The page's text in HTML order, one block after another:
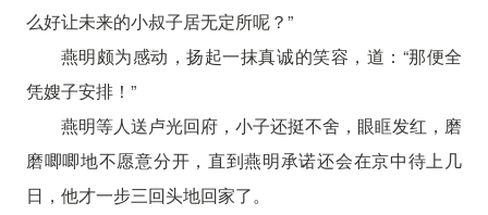
么好让未来的小叔子居无定所呢？”
燕明颇为感动，扬起一抹真诚的笑容，道：“那便全
凭嫂子安排！”
燕明等人送卢光回府，小子还挺不舍，眼眶发红，磨
磨唧唧地不愿意分开，直到燕明承诺还会在京中待上几
日，他才一步三回头地回家了。